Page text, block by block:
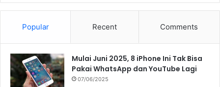
Popular Recent Comments
Mulai Juni 2025, 8 iPhone Ini Tak Bisa
Pakai WhatsApp dan YouTube Lagi
07/06/2025